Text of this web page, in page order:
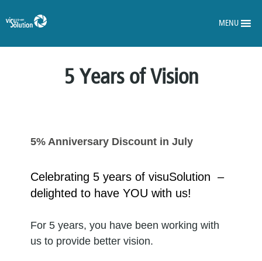
MENU
5 Years of Vision
5% Anniversary Discount in July
Celebrating 5 years of visuSolution –
delighted to have YOU with us!
For 5 years, you have been working with
us to provide better vision.